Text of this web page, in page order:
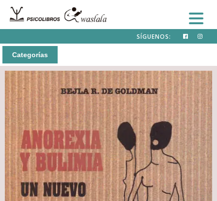
SÍGUENOS:
Categorías